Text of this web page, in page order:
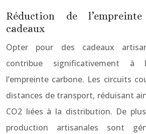
Réduction de
cadeaux
Opter pour des cadeaux
contribue significativement
l’empreinte carbone. Les circuits
distances de transport, réduisant
CO2 liées à la distribution. De
production artisanales sont